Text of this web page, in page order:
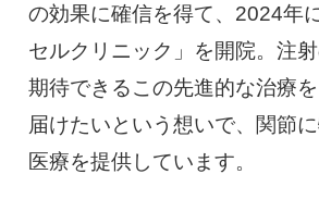
の効果に確信を得て、2024年
セルクリニック」を開院。注
期待できるこの先進的な治療
届けたいという想いで、関節
医療を提供しています。